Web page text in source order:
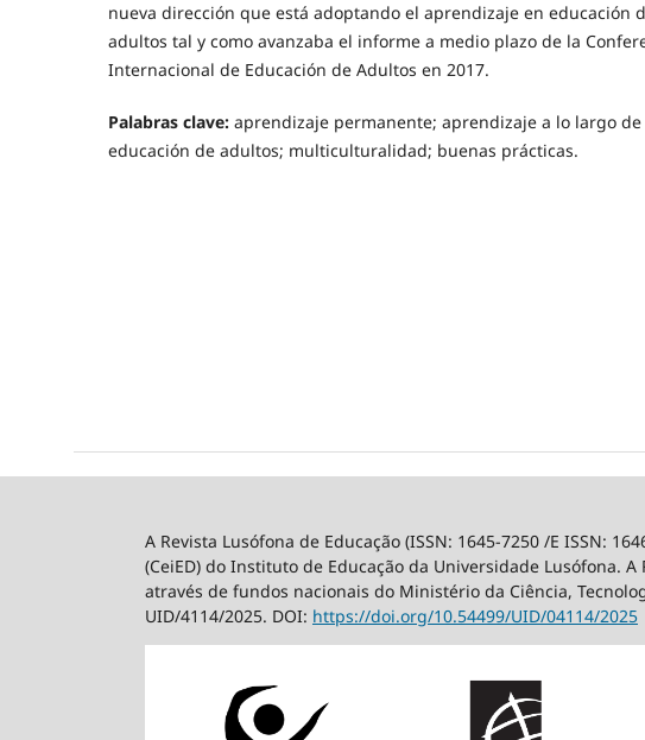
nueva dirección que está adoptando el aprendizaje en educación
adultos tal y como avanzaba el informe a medio plazo de la
Internacional de Educación de Adultos en 2017.
Palabras clave: aprendizaje permanente; aprendizaje a lo largo de
educación de adultos; multiculturalidad; buenas prácticas.
A Revista Lusófona de Educação (ISSN: 1645-7250 /E ISSN:
(CeiED) do Instituto de Educação da Universidade Lusófona.
através de fundos nacionais do Ministério da Ciência,
UID/4114/2025. DOI: https://doi.org/10.54499/UID/04114/2025